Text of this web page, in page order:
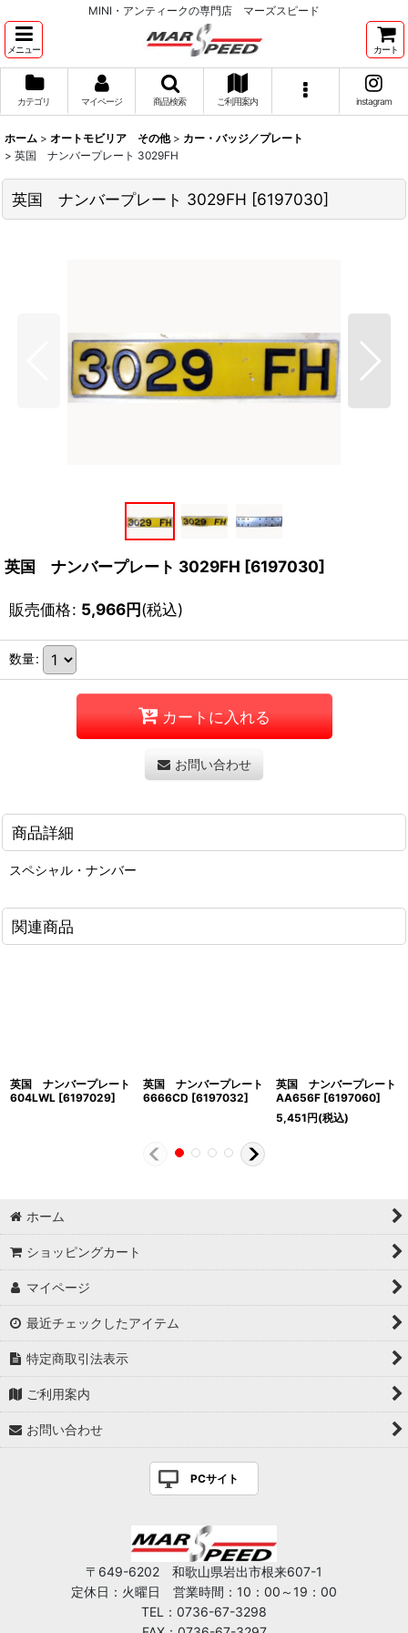
MINI・アンティークの専門店 マーズスピード
メニュー カート
カテゴリ マイページ 商品検索 ご利用案内 instagram
ホーム > オートモビリア その他 > カー・バッジ／プレート
> 英国 ナンバープレート 3029FH
英国 ナンバープレート 3029FH [6197030]
英国 ナンバープレート 3029FH [6197030]
販売価格: 5,966円(税込)
数量:
カートに入れる
お問い合わせ
商品詳細
スペシャル・ナンバー
関連商品
英国 ナンバープレート
604LWL [6197029]
英国 ナンバープレート
6666CD [6197032]
英国 ナンバープレート
AA656F [6197060]
5,451円(税込)
ホーム
ショッピングカート
マイページ
最近チェックしたアイテム
特定商取引法表示
ご利用案内
お問い合わせ
PCサイト
〒649-6202 和歌山県岩出市根来607-1
定休日：火曜日 営業時間：10：00～19：00
TEL：0736-67-3298